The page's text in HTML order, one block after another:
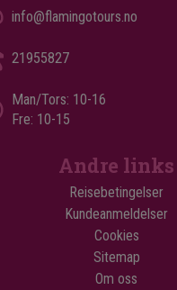
info@flamingotours.no
21955827
Man/Tors: 10-16
Fre: 10-15
Andre links
Reisebetingelser
Kundeanmeldelser
Cookies
Sitemap
Om oss